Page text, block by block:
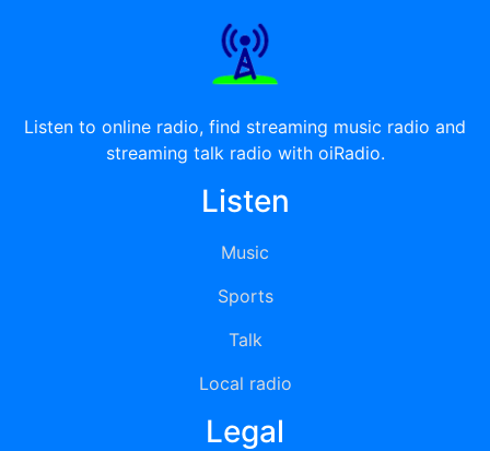
Listen to online radio, find streaming music radio and
streaming talk radio with oiRadio.
Listen
Music
Sports
Talk
Local radio
Legal